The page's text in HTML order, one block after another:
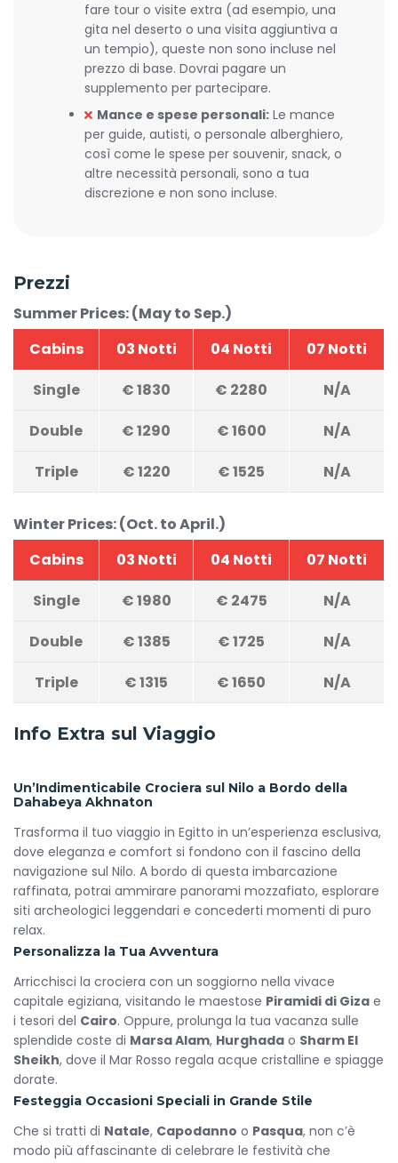
fare tour o visite extra (ad esempio, una
gita nel deserto o una visita aggiuntiva a
un tempio), queste non sono incluse nel
prezzo di base. Dovrai pagare un
supplemento per partecipare.
Mance e spese personali: Le mance
per guide, autisti, o personale alberghiero,
così come le spese per souvenir, snack, o
altre necessità personali, sono a tua
discrezione e non sono incluse.
Prezzi
Summer Prices: (May to Sep.)
Cabins
03 Notti 04 Notti
07 Notti
Single
€1830 € 2280
N/A
Double
€1290 €1600
N/A
Triple
€1220 €1525 N/A
Winter Prices: (Oct. to April.)
Cabins
03 Notti 04 Notti
07 Notti
Single
€1980 € 2475
N/A
Double
€1385 €1725
N/A
Triple
€1315 €1650 N/A
Info Extra sul Viaggio
Un’Indimenticabile Crociera sul Nilo a Bordo della
Dahabeya Akhnaton
Trasforma il tuo viaggio in Egitto in un’esperienza esclusiva,
dove eleganza e comfort si fondono con il fascino della
navigazione sul Nilo. A bordo di questa imbarcazione
raffinata, potrai ammirare panorami mozzafiato, esplorare
siti archeologici leggendari e concederti momenti di puro
relax.
Personalizza la Tua Avventura
Arricchisci la crociera con un soggiorno nella vivace
capitale egiziana, visitando le maestose Piramidi di Giza e
i tesori del Cairo. Oppure, prolunga la tua vacanza sulle
splendide coste di Marsa Alam, Hurghada o Sharm El
Sheikh, dove il Mar Rosso regala acque cristalline e spiagge
dorate.
Festeggia Occasioni Speciali in Grande Stile
Che si tratti di Natale, Capodanno o Pasqua, non c’è
modo più affascinante di celebrare le festività che